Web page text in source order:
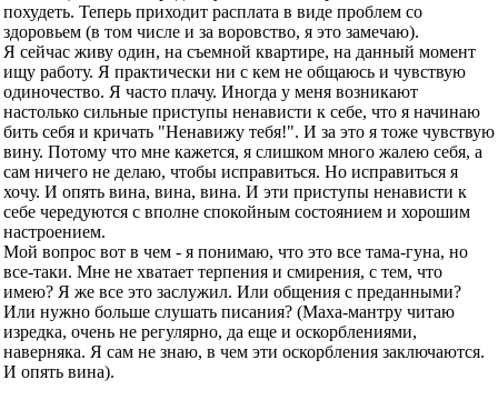
похудеть. Теперь приходит расплата в виде проблем со
здоровьем (в том числе и за воровство, я это замечаю).
Я сейчас живу один, на съемной квартире, на данный момент
ищу работу. Я практически ни с кем не общаюсь и чувствую
одиночество. Я часто плачу. Иногда у меня возникают
настолько сильные приступы ненависти к себе, что я начинаю
бить себя и кричать "Ненавижу тебя!". И за это я тоже чувствую
вину. Потому что мне кажется, я слишком много жалею себя, а
сам ничего не делаю, чтобы исправиться. Но исправиться я
хочу. И опять вина, вина, вина. И эти приступы ненависти к
себе чередуются с вполне спокойным состоянием и хорошим
настроением.
Мой вопрос вот в чем - я понимаю, что это все тама-гуна, но
все-таки. Мне не хватает терпения и смирения, с тем, что
имею? Я же все это заслужил. Или общения с преданными?
Или нужно больше слушать писания? (Маха-мантру читаю
изредка, очень не регулярно, да еще и оскорблениями,
наверняка. Я сам не знаю, в чем эти оскорбления заключаются.
И опять вина).